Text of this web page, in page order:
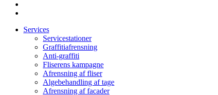
Services
Servicestationer
Graffitiafrensning
Anti-graffiti
Fliserens kampagne
Afrensning af fliser
Algebehandling af tage
Afrensning af facader